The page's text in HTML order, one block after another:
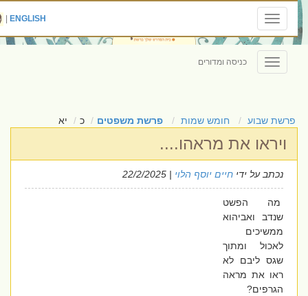
Toggle
navigation
ENGLISH
|
Toggle
navigation
כניסה ומדורים
פרשת שבוע חומש שמות פרשת משפטים כ יא
ויראו את מראהו....
נכתב על ידיחיים יוסף הלוי| 22/2/2025
מה הפשט
שנדב ואביהוא
ממשיכים
לאכול ומתוך
שגס ליבם לא
ראו את מראה
הגרפים?